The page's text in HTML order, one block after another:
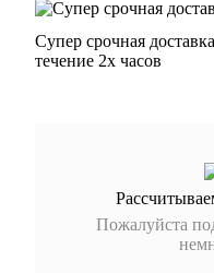
Супер срочная
течение 2х часов
Пожалуйста